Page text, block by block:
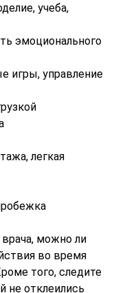
учеба,
эмоционального
игры, управление
легкая
врача, можно ли
во время
того, следите
не отклеились